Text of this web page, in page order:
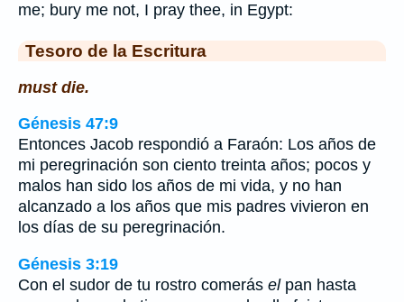
me; bury me not, I pray thee, in Egypt:
Tesoro de la Escritura
must die.
Génesis 47:9
Entonces Jacob respondió a Faraón: Los años de
mi peregrinación son ciento treinta años; pocos y
malos han sido los años de mi vida, y no han
alcanzado a los años que mis padres vivieron en
los días de su peregrinación.
Génesis 3:19
Con el sudor de tu rostro comerás elpan hasta